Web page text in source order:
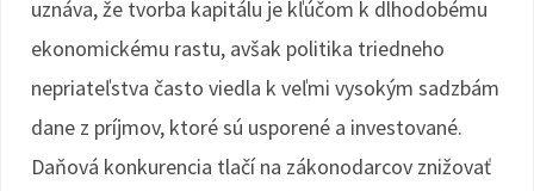
uznáva, že tvorba kapitálu je kľúčom k dlhodobému
ekonomickému rastu, avšak politika triedneho
nepriateľstva často viedla k veľmi vysokým sadzbám
dane z príjmov, ktoré sú usporené a investované.
Daňová konkurencia tlačí na zákonodarcov znižovať